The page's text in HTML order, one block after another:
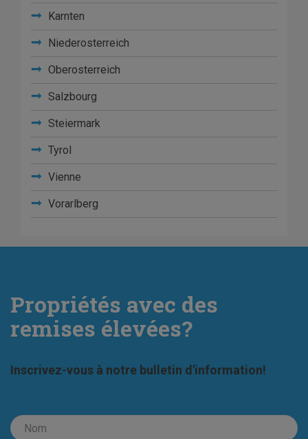
Karnten
Niederosterreich
Oberosterreich
Salzbourg
Steiermark
Tyrol
Vienne
Vorarlberg
Propriétés avec des
remises élevées?
Inscrivez-vous à notre bulletin d'information!